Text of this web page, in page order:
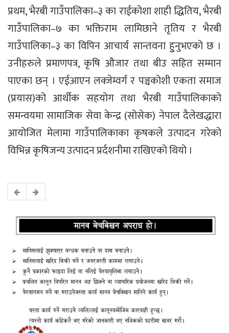
प्रथम, भैरबी गाउँपालिका–३ का राईकोशा शाही द्धितिय, भैरबी
गाउँपालिका–७ का भक्तिराम लामिछाने तृतिय र भैरबी
गाउँपालिका–३ का विपिन आचार्य सान्तवना हुुनुभएको छ ।
उनीहरुले प्रमाणपत्र, कृषि औजार तथा बीउ सहित सम्मान
पाएका छन् । एईआएन लक्जेम्वर्ग र पञ्चकोशी एकता समाज
(प्रयास)को आर्थीक सहयोग तथा भैरबी गाउँपालिकाको
समन्वयमा सामाजिक सेवा केन्द्र (सोसेक) नेपाल दैलेखद्धारा
आयोजित मेलामा गाउँपालिकाका कृषकले उत्पादन गरेको
विभिन्न कृषिजन्य उत्पादन प्रर्दशनीमा राखिएको थियो ।